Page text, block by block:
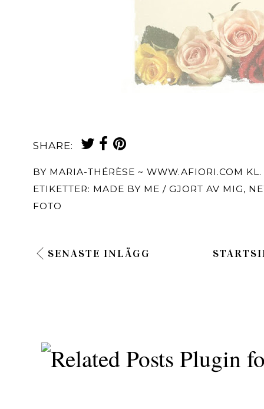
SHARE:
BY MARIA-THÉRÈSE ~ WWW.AFIORI.COM KL.
ETIKETTER: MADE BY ME / GJORT AV MIG,
FOTO
SENASTE INLÄGG